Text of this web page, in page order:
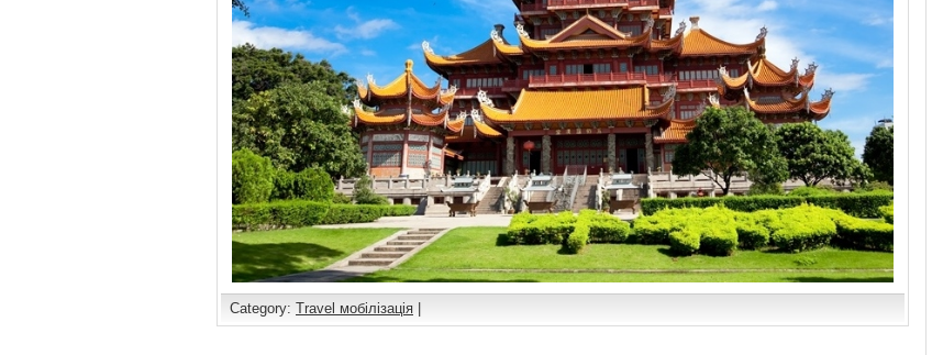
Category: Travel мобілізація